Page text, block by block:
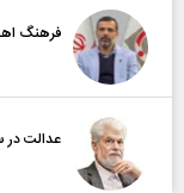
فرهنگ
عدالت در